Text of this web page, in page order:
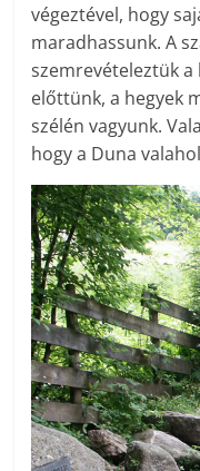
végeztével, hogy
maradhassunk. A
szemrevételeztük a
előttünk, a hegyek
szélén vagyunk.
hogy a Duna